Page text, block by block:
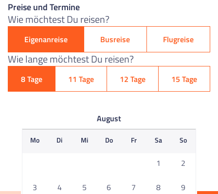
Preise und Termine
Wie möchtest Du reisen?
Eigenanreise Busreise Flugreise
Wie lange möchtest Du reisen?
8 Tage 11 Tage 12 Tage 15 Tage
August
Mo Di Mi Do Fr Sa So
1 2
3 4 5 6 7 8 9